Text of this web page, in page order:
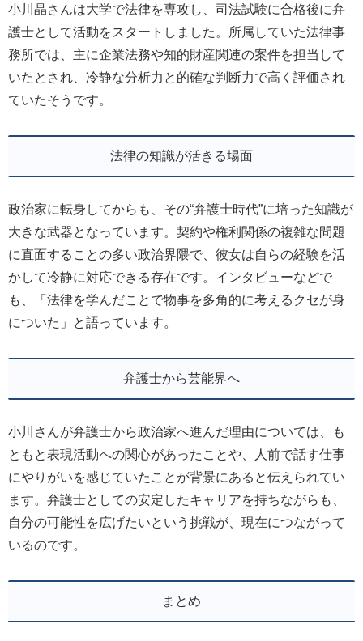
小川晶さんは大学で法律を専攻し、司法試験に合格後に弁
護士として活動をスタートしました。所属していた法律事
務所では、主に企業法務や知的財産関連の案件を担当して
いたとされ、冷静な分析力と的確な判断力で高く評価され
ていたそうです。
法律の知識が活きる場面
政治家に転身してからも、その“弁護士時代”に培った知識が
大きな武器となっています。契約や権利関係の複雑な問題
に直面することの多い政治界隈で、彼女は自らの経験を活
かして冷静に対応できる存在です。インタビューなどで
も、「法律を学んだことで物事を多角的に考えるクセが身
についた」と語っています。
弁護士から芸能界へ
小川さんが弁護士から政治家へ進んだ理由については、も
ともと表現活動への関心があったことや、人前で話す仕事
にやりがいを感じていたことが背景にあると伝えられてい
ます。弁護士としての安定したキャリアを持ちながらも、
自分の可能性を広げたいという挑戦が、現在につながって
いるのです。
まとめ